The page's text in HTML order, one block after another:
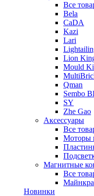
Все
Bela
CaDA
Kazi
Lari
Lion
Mould
Qman
Sembo
SY
Zhe Gao
Аксессуары
Все
Моторы
Магнитные
Все
Новинки